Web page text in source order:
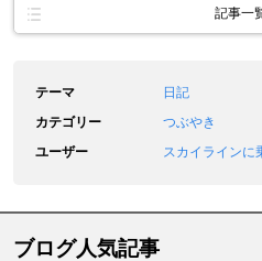
記事一
テーマ
日記
カテゴリー
つぶやき
ユーザー
スカイラインに
ブログ人気記事